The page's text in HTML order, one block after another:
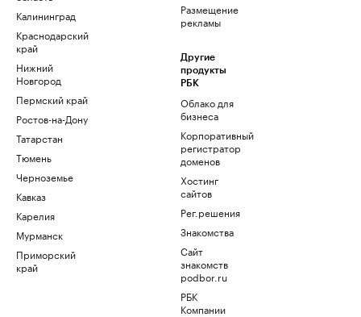
Калининград
Краснодарский
край
Нижний
Новгород
Пермский край
Ростов-на-Дону
Татарстан
Тюмень
Черноземье
Кавказ
Карелия
Мурманск
Приморский
край
Размещение
рекламы
Другие
продукты
РБК
Облако для
бизнеса
Корпоративный
регистратор
доменов
Хостинг
сайтов
Рег.решения
Знакомства
Сайт
знакомств
podbor.ru
РБК
Компании